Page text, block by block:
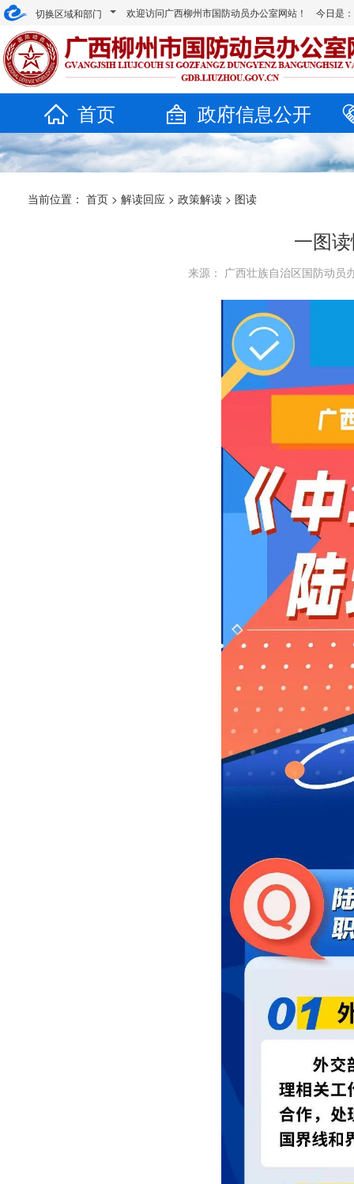
切换区域和部门 欢迎访问广西柳州市国防动员办公室网站！ 今日是
首页 政府信息公开
当前位置： 首页 > 解读回应 > 政策解读 > 图读
一图
来源： 广西壮族自治区国防动